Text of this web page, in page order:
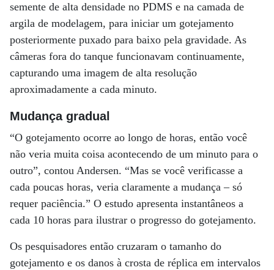
semente de alta densidade no PDMS e na camada de
argila de modelagem, para iniciar um gotejamento
posteriormente puxado para baixo pela gravidade. As
câmeras fora do tanque funcionavam continuamente,
capturando uma imagem de alta resolução
aproximadamente a cada minuto.
Mudança gradual
“O gotejamento ocorre ao longo de horas, então você
não veria muita coisa acontecendo de um minuto para o
outro”, contou Andersen. “Mas se você verificasse a
cada poucas horas, veria claramente a mudança – só
requer paciência.” O estudo apresenta instantâneos a
cada 10 horas para ilustrar o progresso do gotejamento.
Os pesquisadores então cruzaram o tamanho do
gotejamento e os danos à crosta de réplica em intervalos